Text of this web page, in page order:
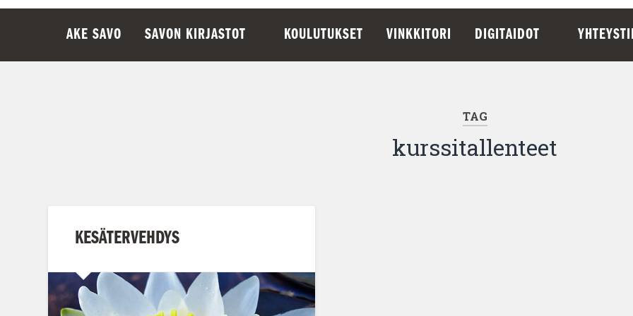
AKE SAVO SAVON KIRJASTOT KOULUTUKSET VINKKITORI DIGITAIDOT
TAG
kurssitallenteet
KESÄTERVEHDYS